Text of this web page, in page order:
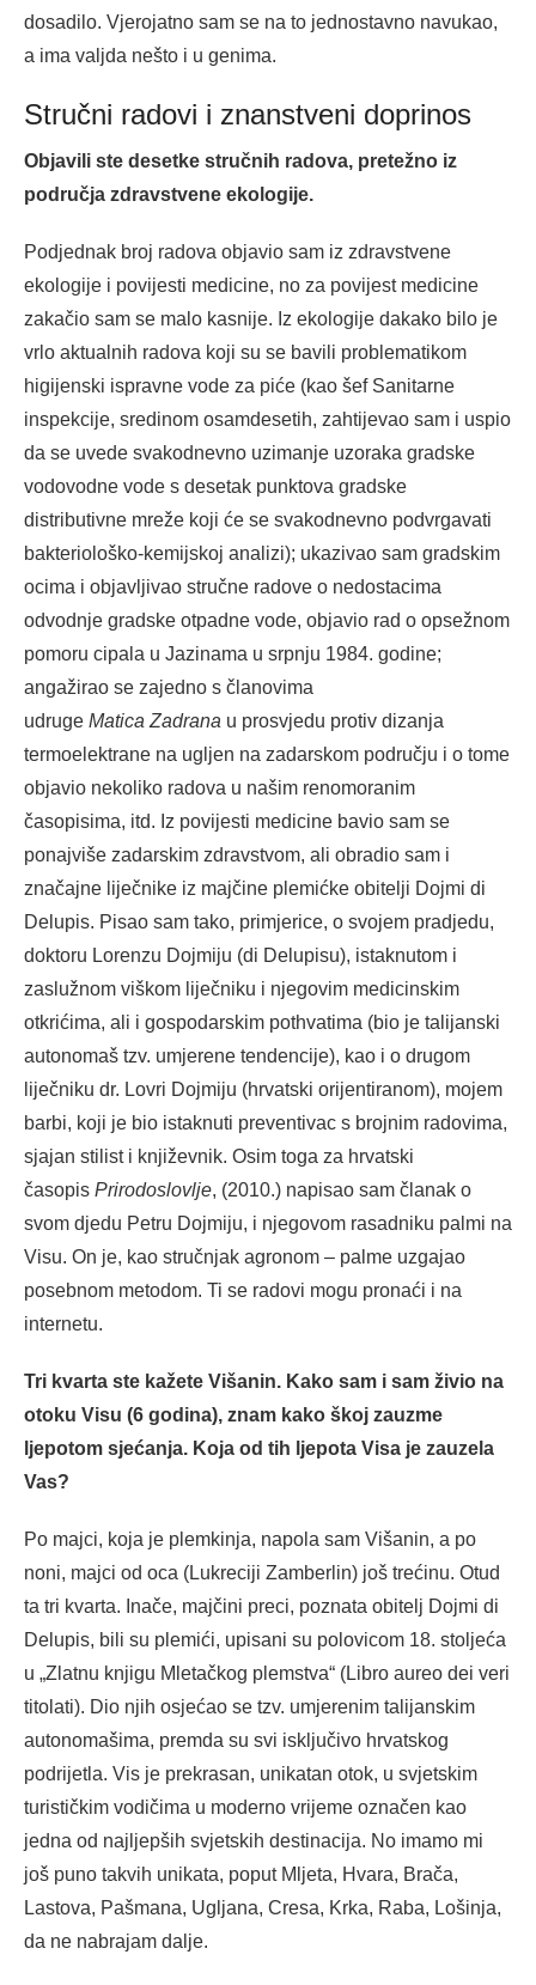
dosadilo. Vjerojatno sam se na to jednostavno navukao,
a ima valjda nešto i u genima.
Stručni radovi i znanstveni doprinos
Objavili ste desetke stručnih radova, pretežno iz
područja zdravstvene ekologije.
Podjednak broj radova objavio sam iz zdravstvene
ekologije i povijesti medicine, no za povijest medicine
zakačio sam se malo kasnije. Iz ekologije dakako bilo je
vrlo aktualnih radova koji su se bavili problematikom
higijenski ispravne vode za piće (kao šef Sanitarne
inspekcije, sredinom osamdesetih, zahtijevao sam i uspio
da se uvede svakodnevno uzimanje uzoraka gradske
vodovodne vode s desetak punktova gradske
distributivne mreže koji će se svakodnevno podvrgavati
bakteriološko-kemijskoj analizi); ukazivao sam gradskim
ocima i objavljivao stručne radove o nedostacima
odvodnje gradske otpadne vode, objavio rad o opsežnom
pomoru cipala u Jazinama u srpnju 1984. godine;
angažirao se zajedno s članovima
udruge Matica Zadrana u prosvjedu protiv dizanja
termoelektrane na ugljen na zadarskom području i o tome
objavio nekoliko radova u našim renomoranim
časopisima, itd. Iz povijesti medicine bavio sam se
ponajviše zadarskim zdravstvom, ali obradio sam i
značajne liječnike iz majčine plemićke obitelji Dojmi di
Delupis. Pisao sam tako, primjerice, o svojem pradjedu,
doktoru Lorenzu Dojmiju (di Delupisu), istaknutom i
zaslužnom viškom liječniku i njegovim medicinskim
otkrićima, ali i gospodarskim pothvatima (bio je talijanski
autonomaš tzv. umjerene tendencije), kao i o drugom
liječniku dr. Lovri Dojmiju (hrvatski orijentiranom), mojem
barbi, koji je bio istaknuti preventivac s brojnim radovima,
sjajan stilist i književnik. Osim toga za hrvatski
časopis Prirodoslovlje, (2010.) napisao sam članak o
svom djedu Petru Dojmiju, i njegovom rasadniku palmi na
Visu. On je, kao stručnjak agronom – palme uzgajao
posebnom metodom. Ti se radovi mogu pronaći i na
internetu.
Tri kvarta ste kažete Višanin. Kako sam i sam živio na
otoku Visu (6 godina), znam kako škoj zauzme
ljepotom sjećanja. Koja od tih ljepota Visa je zauzela
Vas?
Po majci, koja je plemkinja, napola sam Višanin, a po
noni, majci od oca (Lukreciji Zamberlin) još trećinu. Otud
ta tri kvarta. Inače, majčini preci, poznata obitelj Dojmi di
Delupis, bili su plemići, upisani su polovicom 18. stoljeća
u „Zlatnu knjigu Mletačkog plemstva“ (Libro aureo dei veri
titolati). Dio njih osjećao se tzv. umjerenim talijanskim
autonomašima, premda su svi isključivo hrvatskog
podrijetla. Vis je prekrasan, unikatan otok, u svjetskim
turističkim vodičima u moderno vrijeme označen kao
jedna od najljepših svjetskih destinacija. No imamo mi
još puno takvih unikata, poput Mljeta, Hvara, Brača,
Lastova, Pašmana, Ugljana, Cresa, Krka, Raba, Lošinja,
da ne nabrajam dalje.